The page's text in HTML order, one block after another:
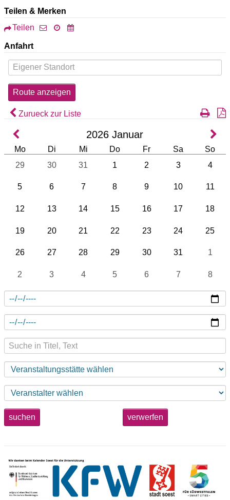
Teilen & Merken
Teilen
Anfahrt
Zurueck zur Liste
2026 Januar
Mo Di Mi Do Fr Sa
So
29
30 31 1 2 3 4
5 6 7 8 9 10 11
12 13 14 15 16 17 18
19 20 21 22 23 24 25
26 27 28 29 30 31 1
2 3 4 5 6 7 8
suchen verwerfen